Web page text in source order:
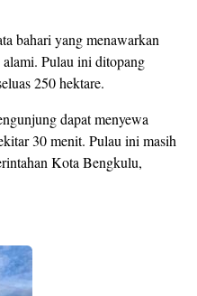
bahari yang menawarkan
Pulau ini ditopang
250 hektare.
dapat menyewa
30 menit. Pulau ini masih
Kota Bengkulu,